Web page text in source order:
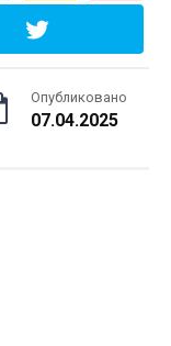
Опубликовано
07.04.2025